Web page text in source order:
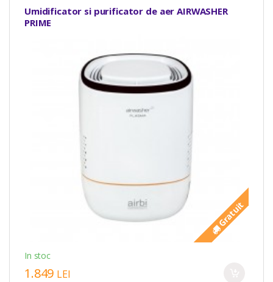
Umidificator si purificator de aer AIRWASHER
PRIME
Gratuit
In stoc
1.849 LEI